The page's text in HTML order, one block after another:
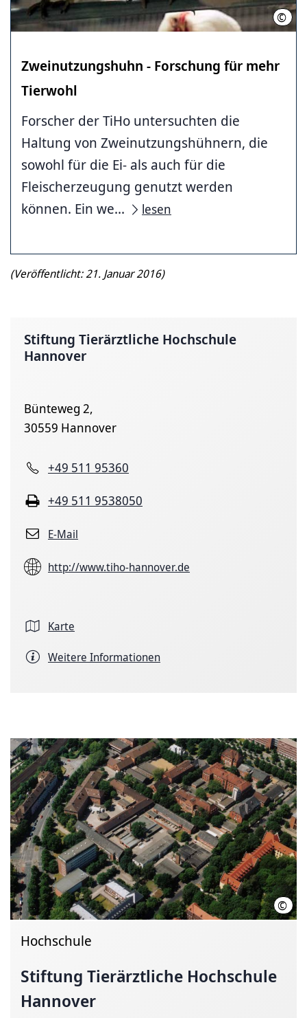
©
Zweinutzungshuhn - Forschung für mehr
Tierwohl
Forscher der TiHo untersuchten die
Haltung von Zweinutzungshühnern, die
sowohl für die Ei- als auch für die
Fleischerzeugung genutzt werden
können. Ein we...
lesen
(Veröffentlicht: 21. Januar 2016)
Stiftung Tierärztliche Hochschule
Hannover
Bünteweg 2,
30559 Hannover
+49 511 95360
+49 511 9538050
E-Mail
http://www.tiho-hannover.de
Karte
Weitere Informationen
©
Hochschule
Stiftung Tierärztliche Hochschule
Hannover